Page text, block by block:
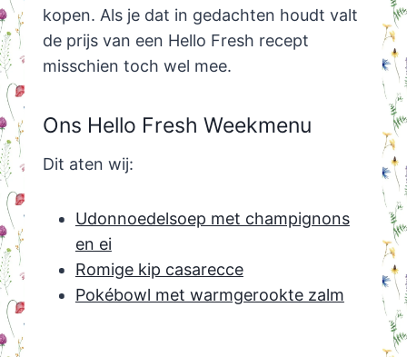
kopen. Als je dat in gedachten houdt valt
de prijs van een Hello Fresh recept
misschien toch wel mee.
Ons Hello Fresh Weekmenu
Dit aten wij:
Udonnoedelsoep met champignons
en ei
Romige kip casarecce
Pokébowl met warmgerookte zalm